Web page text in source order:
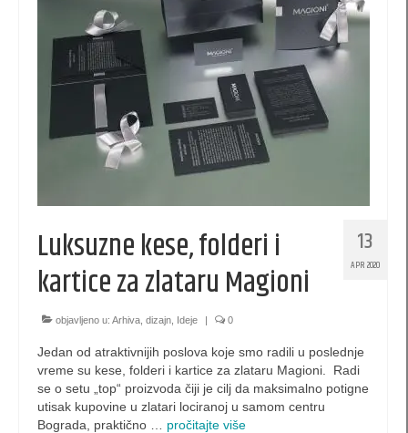
kese 170 x 260 x 60 (SB)
kese 260 x 170 x 60 (SBX)
kesa 140 x 210 x 60 (PB)
kesa 200 x 140 x 60 (PBX)
kesa 420 x 380 x 120 (XL)
kesa 300 x 400 x 140 (XLS)
kesa 520 x 380 x 120 (XXL)
kese za piće
Luksuzne kutije
EKO kese
promotivne kutije
13
APR 2020
Luksuzne kese, folderi i
kartice za zlataru Magioni
objavljeno u: Arhiva dizajn Ideje | 0
Jedan od atraktivnijih poslova koje smo radili u poslednje
vreme su kese, folderi i kartice za zlataru Magioni. Radi
se o setu „top“ proizvoda čiji je cilj da maksimalno potigne
utisak kupovine u zlatari lociranoj u samom centru
Bograda, praktično … pročitajte više